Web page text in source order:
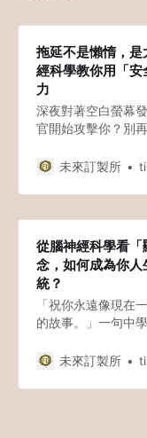
拖延不是懶惰，
經科學教你用「
力
深夜對著空白螢幕
官開始攻擊你？別
真正的解方不是更
3 個立刻能讓大腦
未來訂製所
從腦神經科學看
念，如何成為你
統？
「祝你永遠像現在
的故事。」一句中
魔法，而是一場由
閱讀，了解如何用
未來訂製所